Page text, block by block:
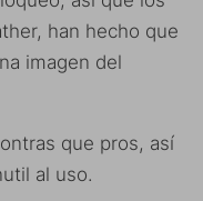
han hecho que
imagen del
que pros, así
al uso.